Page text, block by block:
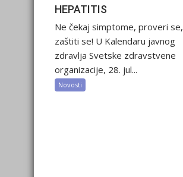
HEPATITIS
Ne čekaj simptome, proveri se,
zaštiti se! U Kalendaru javnog
zdravlja Svetske zdravstvene
organizacije, 28. jul...
Novosti